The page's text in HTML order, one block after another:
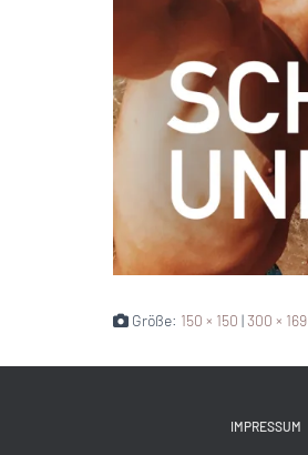
Größe: 150 × 150 |300 × 169
IMPRESSUM